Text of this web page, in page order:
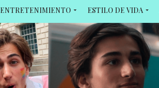
ENTRETENIMIENTO ESTILO DE VIDA